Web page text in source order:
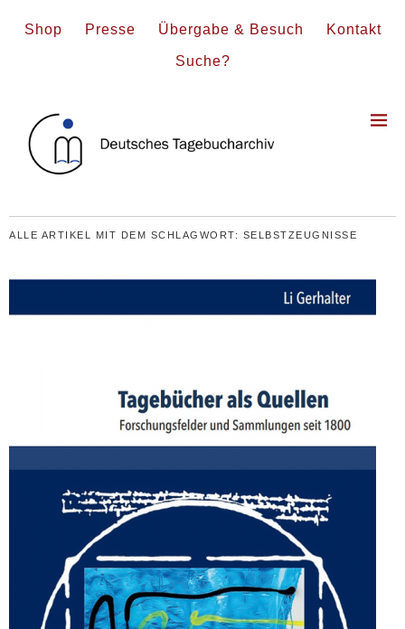
Shop Presse Übergabe & Besuch Kontakt
Suche?
ALLE ARTIKEL MIT DEM SCHLAGWORT: SELBSTZEUGNISSE